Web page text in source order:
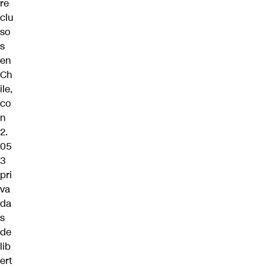
re
clu
so
s
en
Ch
ile,
co
n
2.
05
3
pri
va
da
s
de
lib
ert